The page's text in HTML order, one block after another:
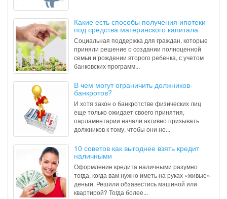
Какие есть способы получения ипотеки
под средства материнского капитала
Социальная поддержка для граждан, которые
приняли решение о создании полноценной
семьи и рождении второго ребенка, с учетом
банковских программ...
В чем могут ограничить должников-
банкротов?
И хотя закон о банкротстве физических лиц
еще только ожидает своего принятия,
парламентарии начали активно призывать
должников к тому, чтобы они не...
10 советов как выгоднее взять кредит
наличными
Оформление кредита наличными разумно
тогда, когда вам нужно иметь на руках «живые»
деньги. Решили обзавестись машиной или
квартирой? Тогда более...